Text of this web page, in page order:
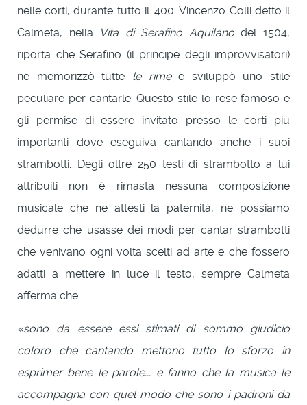
nelle corti, durante tutto il '400. Vincenzo Colli detto il
Calmeta, nella
Vita di Serafino Aquilanodel 1504,
riporta che Serafino (il principe degli improvvisatori)
ne memorizzò tutte le rimee sviluppò uno stile
peculiare per cantarle. Questo stile lo rese famoso e
gli permise di essere invitato presso le corti più
importanti dove eseguiva cantando anche i suoi
strambotti. Degli oltre 250 testi di strambotto a lui
attribuiti non è rimasta nessuna composizione
musicale che ne attesti la paternità, ne possiamo
dedurre che usasse dei modi per cantar strambotti
che venivano ogni volta scelti ad arte e che fossero
adatti a mettere in luce il testo, sempre Calmeta
afferma che:
«sono da essere essi stimati di sommo giudicio
coloro che cantando mettono tutto lo sforzo in
esprimer bene le parole... e fanno che la musica le
accompagna con quel modo che sono i padroni da